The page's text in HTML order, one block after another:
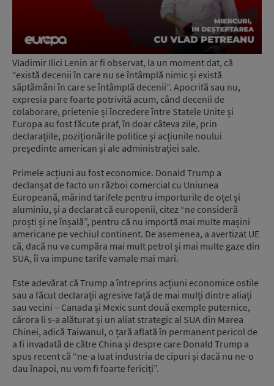
Vladimir Ilici Lenin ar fi observat, la un moment dat, că
“există decenii în care nu se întâmplă nimic și există
săptămâni în care se întâmplă decenii”. Apocrifă sau nu,
expresia pare foarte potrivită acum, când decenii de
colaborare, prietenie și încredere între Statele Unite și
Europa au fost făcute praf, în doar câteva zile, prin
declarațiile, poziționările politice și acțiunile noului
președinte american și ale administrației sale.
Primele acțiuni au fost economice. Donald Trump a
declanșat de facto un război comercial cu Uniunea
Europeană, mărind tarifele pentru importurile de oțel și
aluminiu, și a declarat că europenii, citez “ne consideră
proști și ne înșală”, pentru că nu importă mai multe mașini
americane pe vechiul continent. De asemenea, a avertizat UE
că, dacă nu va cumpăra mai mult petrol și mai multe gaze din
SUA, îi va impune tarife vamale mai mari.
Este adevărat că Trump a întreprins acțiuni economice ostile
sau a făcut declarații agresive față de mai mulți dintre aliați
sau vecini – Canada și Mexic sunt două exemple puternice,
cărora li s-a alăturat și un aliat strategic al SUA din Marea
Chinei, adică Taiwanul, o țară aflată în permanent pericol de
a fi invadată de către China și despre care Donald Trump a
spus recent că “ne-a luat industria de cipuri și dacă nu ne-o
dau înapoi, nu vom fi foarte fericiți”.